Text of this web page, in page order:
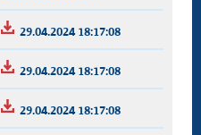
29.04.2024 18:17:08
29.04.2024 18:17:08
29.04.2024 18:17:08